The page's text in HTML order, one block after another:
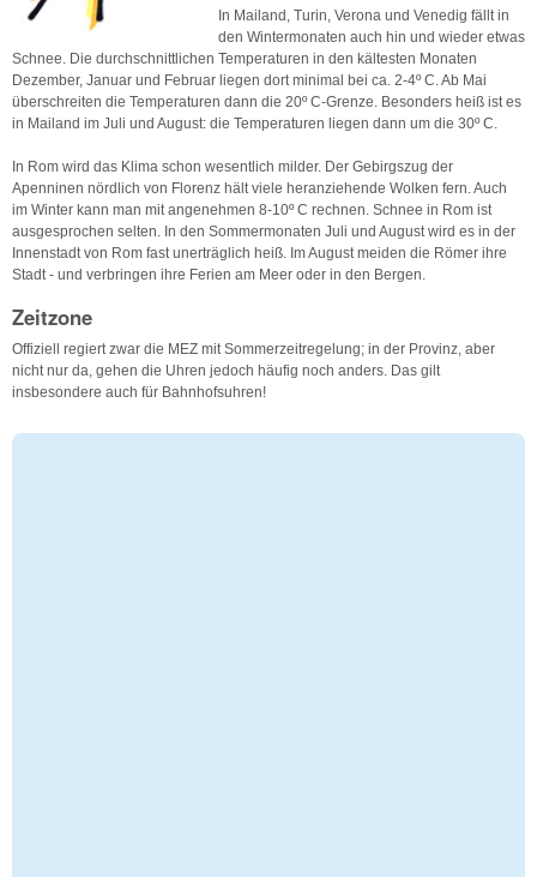
In Mailand, Turin, Verona und Venedig fällt in
den Wintermonaten auch hin und wieder etwas
Schnee. Die durchschnittlichen Temperaturen in den kältesten Monaten
Dezember, Januar und Februar liegen dort minimal bei ca. 2-4º C. Ab Mai
überschreiten die Temperaturen dann die 20º C-Grenze. Besonders heiß ist es
in Mailand im Juli und August: die Temperaturen liegen dann um die 30º C.
In Rom wird das Klima schon wesentlich milder. Der Gebirgszug der
Apenninen nördlich von Florenz hält viele heranziehende Wolken fern. Auch
im Winter kann man mit angenehmen 8-10º C rechnen. Schnee in Rom ist
ausgesprochen selten. In den Sommermonaten Juli und August wird es in der
Innenstadt von Rom fast unerträglich heiß. Im August meiden die Römer ihre
Stadt - und verbringen ihre Ferien am Meer oder in den Bergen.
Zeitzone
Offiziell regiert zwar die MEZ mit Sommerzeitregelung; in der Provinz, aber
nicht nur da, gehen die Uhren jedoch häufig noch anders. Das gilt
insbesondere auch für Bahnhofsuhren!